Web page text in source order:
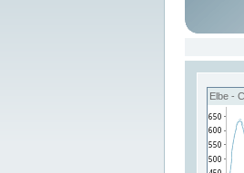
Elbe -